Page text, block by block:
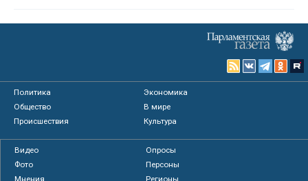
Политика
Экономика
Общество
В мире
Происшествия
Культура
Видео
Опросы
Фото
Персоны
Мнения
Регионы